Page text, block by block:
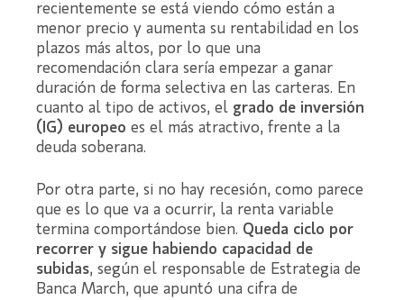
recientemente se está viendo cómo están a
menor precio y aumenta su rentabilidad en los
plazos más altos, por lo que una
recomendación clara sería empezar a ganar
duración de forma selectiva en las carteras. En
cuanto al tipo de activos, el grado de inversión
(IG) europeo es el más atractivo, frente a la
deuda soberana.
Por otra parte, si no hay recesión, como parece
que es lo que va a ocurrir, la renta variable
termina comportándose bien. Queda ciclo por
recorrer y sigue habiendo capacidad de
subidas, según el responsable de Estrategia de
Banca March, que apuntó una cifra de